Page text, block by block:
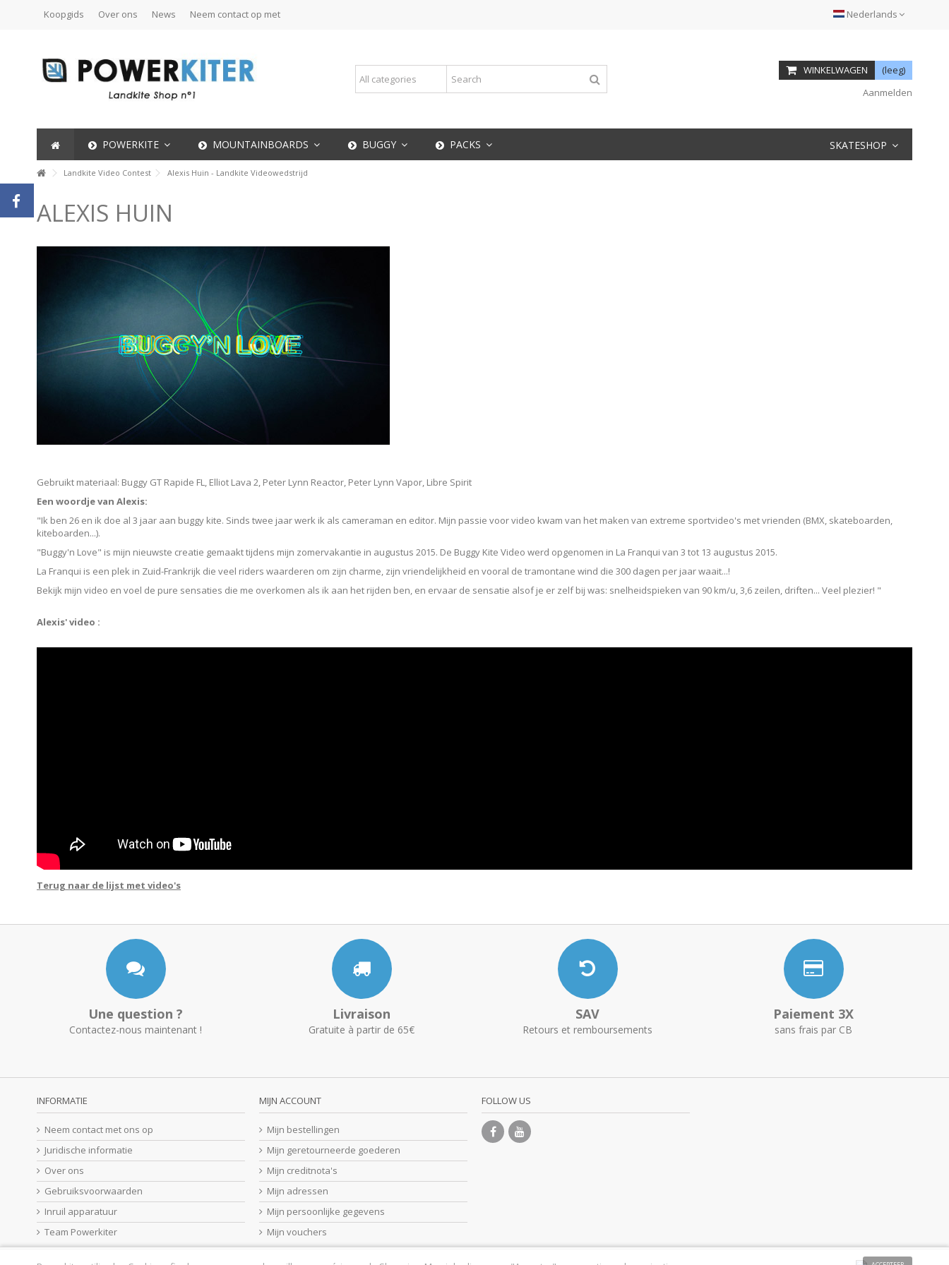
Nederlands
Koopgids Over ons News Neem contact op met
WINKELWAGEN
(leeg)
Aanmelden
POWERKITE MOUNTAINBOARDS BUGGY PACKS SKATESHOP
Landkite Video Contest Alexis Huin - Landkite Videowedstrijd
ALEXIS HUIN
Gebruikt materiaal: Buggy GT Rapide FL, Elliot Lava 2, Peter Lynn Reactor, Peter Lynn Vapor, Libre Spirit
Een woordje van Alexis:
"Ik ben 26 en ik doe al 3 jaar aan buggy kite. Sinds twee jaar werk ik als cameraman en editor. Mijn passie voor video kwam van het maken van extreme sportvideo's met vrienden (BMX, skateboarden,
kiteboarden...).
"Buggy'n Love" is mijn nieuwste creatie gemaakt tijdens mijn zomervakantie in augustus 2015. De Buggy Kite Video werd opgenomen in La Franqui van 3 tot 13 augustus 2015.
La Franqui is een plek in Zuid-Frankrijk die veel riders waarderen om zijn charme, zijn vriendelijkheid en vooral de tramontane wind die 300 dagen per jaar waait...!
Bekijk mijn video en voel de pure sensaties die me overkomen als ik aan het rijden ben, en ervaar de sensatie alsof je er zelf bij was: snelheidspieken van 90 km/u, 3,6 zeilen, driften... Veel plezier! "
Alexis' video :
Terug naar de lijst met video's
Une question ?
Contactez-nous maintenant !
Livraison
Gratuite à partir de 65€
SAV
Retours et remboursements
Paiement 3X
sans frais par CB
INFORMATIE
Neem contact met ons op
Juridische informatie
Over ons
Gebruiksvoorwaarden
Inruil apparatuur
Team Powerkiter
MIJN ACCOUNT
Mijn bestellingen
Mijn geretourneerde goederen
Mijn creditnota's
Mijn adressen
Mijn persoonlijke gegevens
Mijn vouchers
FOLLOW US